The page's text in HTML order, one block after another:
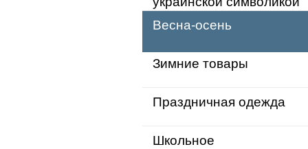
Весна-осень
Зимние товары
Праздничная одежда
Школьное